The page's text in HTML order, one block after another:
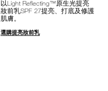
以Light Reflecting™原生光提亮
妝前乳SPF 27提亮、打底及修護
肌膚。
選購提亮妝前乳